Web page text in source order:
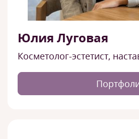
Юлия Луговая
Косметолог-эстетист,